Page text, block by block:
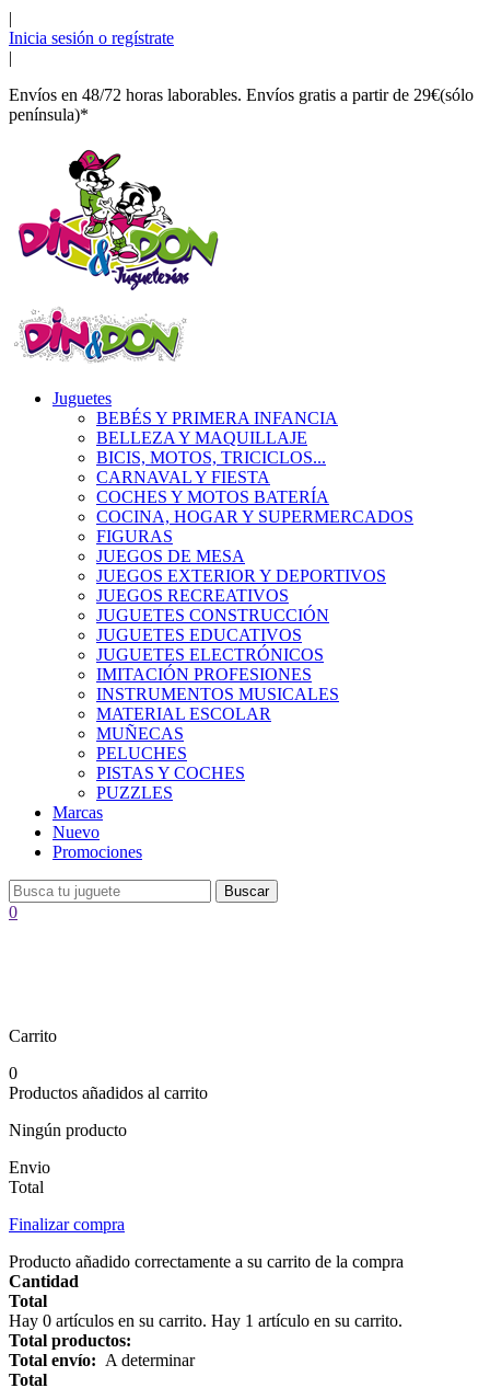
|
Inicia sesión o regístrate
|
Envíos en 48/72 horas laborables. Envíos gratis a partir de 29€(sólo
península)*
Juguetes
BEBÉS Y PRIMERA INFANCIA
BELLEZA Y MAQUILLAJE
BICIS, MOTOS, TRICICLOS...
CARNAVAL Y FIESTA
COCHES Y MOTOS BATERÍA
COCINA, HOGAR Y SUPERMERCADOS
FIGURAS
JUEGOS DE MESA
JUEGOS EXTERIOR Y DEPORTIVOS
JUEGOS RECREATIVOS
JUGUETES CONSTRUCCIÓN
JUGUETES EDUCATIVOS
JUGUETES ELECTRÓNICOS
IMITACIÓN PROFESIONES
INSTRUMENTOS MUSICALES
MATERIAL ESCOLAR
MUÑECAS
PELUCHES
PISTAS Y COCHES
PUZZLES
Marcas
Nuevo
Promociones
Buscar
0
Carrito
0
Productos añadidos al carrito
Ningún producto
Envio
Total
Finalizar compra
Producto añadido correctamente a su carrito de la compra
Cantidad
Total
Hay 0 artículos en su carrito. Hay 1 artículo en su carrito.
Total productos:
Total envío: A determinar
Total